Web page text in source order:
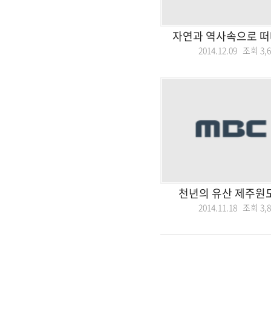
자연과 역사속으로
2014.12.09 조회
천년의 유산 제주원
2014.11.18 조회